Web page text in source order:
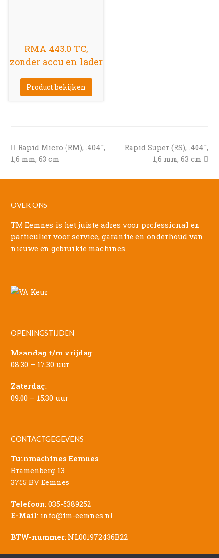
RMA 443.0 TC,
zonder accu en lader
Product bekijken
previous
post:
Rapid Micro (RM), .404″,
1,6 mm, 63 cm
next
Rapid Super (RS), .404″,
1,6 mm, 63 cm
OVER ONS
TM Eemnes is het juiste adres voor professional en
particulier voor service, garantie en onderhoud van
nieuwe en gebruikte machines.
OPENINGSTIJDEN
Maandag t/m vrijdag:
08.30 – 17.30 uur
Zaterdag:
09.00 – 15.30 uur
CONTACTGEGEVENS
Tuinmachines Eemnes
Bramenberg 13
3755 BV Eemnes
Telefoon:035-5389252
E-Mail: info@tm-eemnes.nl
BTW-nummer: NL001972436B22